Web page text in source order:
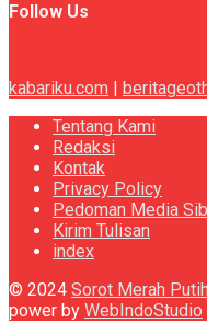
Follow Us
kabariku.com
Tentang Kami
Redaksi
Kontak
Privacy Policy
Pedoman Media
Kirim Tulisan
index
© 2024 Sorot Merah Putih
power by WebIndoStudio